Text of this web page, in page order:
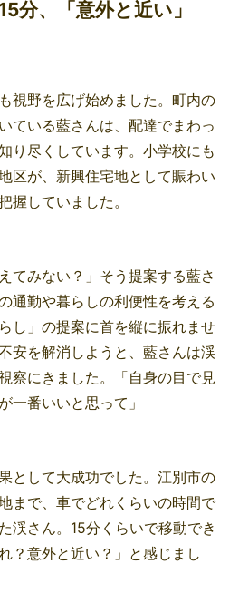
分、「意外と近い」
視野を広げ始めました。町内の
ている藍さんは、配達でまわっ
り尽くしています。小学校にも
区が、新興住宅地として賑わい
握していました。
てみない？」そう提案する藍さ
通勤や暮らしの利便性を考える
し」の提案に首を縦に振れませ
安を解消しようと、藍さんは渓
察にきました。「自身の目で見
一番いいと思って」
として大成功でした。江別市の
まで、車でどれくらいの時間で
渓さん。15分くらいで移動でき
？意外と近い？」と感じまし